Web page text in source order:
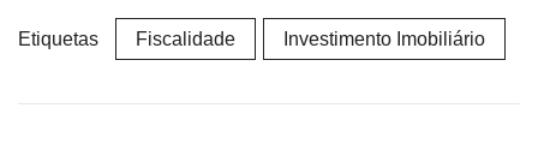
Etiquetas Fiscalidade Investimento Imobiliário